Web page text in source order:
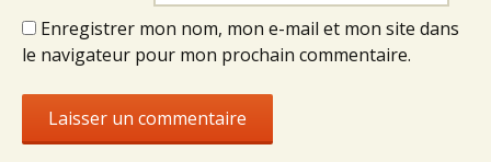
Enregistrer mon nom, mon e-mail et mon site dans
le navigateur pour mon prochain commentaire.